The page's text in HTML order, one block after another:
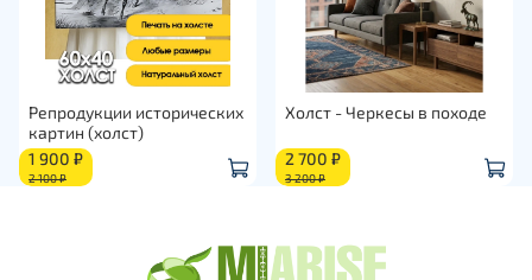
Репродукции исторических
картин (холст)
1 900 ₽
2 100 ₽
Холст - Черкесы в походе
2 700 ₽
3 200 ₽